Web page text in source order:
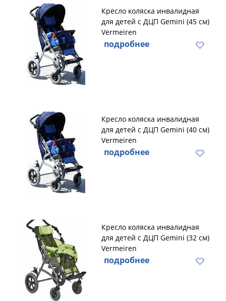
Кресло коляска инвалидная
для детей с ДЦП Gemini (45 см)
Vermeiren
подробнее
Кресло коляска инвалидная
для детей с ДЦП Gemini (40 см)
Vermeiren
подробнее
Кресло коляска инвалидная
для детей с ДЦП Gemini (32 см)
Vermeiren
подробнее